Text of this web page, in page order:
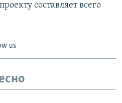
составляет всего
us